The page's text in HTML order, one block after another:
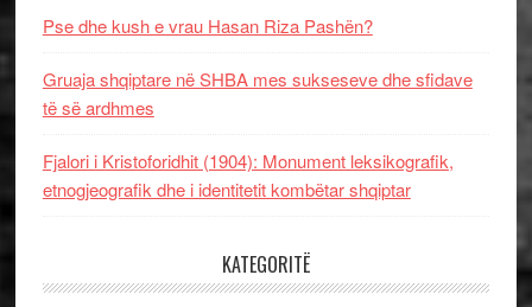
Pse dhe kush e vrau Hasan Riza Pashën?
Gruaja shqiptare në SHBA mes sukseseve dhe sfidave
të së ardhmes
Fjalori i Kristoforidhit (1904): Monument leksikografik,
etnogjeografik dhe i identitetit kombëtar shqiptar
KATEGORITË